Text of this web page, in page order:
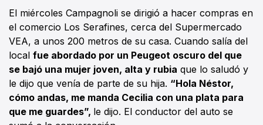
El miércoles Campagnoli se dirigió a hacer compras en
el comercio Los Serafines, cerca del Supermercado
VEA, a unos 200 metros de su casa. Cuando salía del
local fue abordado por un Peugeot oscuro del que
se bajó una mujer joven, alta y rubia que lo saludó y
le dijo que venía de parte de su hija. “Hola Néstor,
cómo andas, me manda Cecilia con una plata para
que me guardes”, le dijo. El conductor del auto se